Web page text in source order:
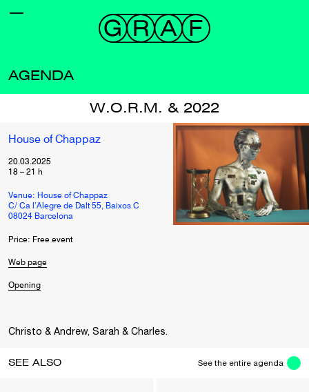
AGENDA
W.O.R.M. & 2022
House of Chappaz
20.03.2025
18 – 21 h
Venue: House of Chappaz
C/ Ca l’Alegre de Dalt 55, Baixos C
08024 Barcelona
Price: Free event
Web page
Opening
Christo & Andrew, Sarah & Charles.
SEE ALSO See the entire agenda